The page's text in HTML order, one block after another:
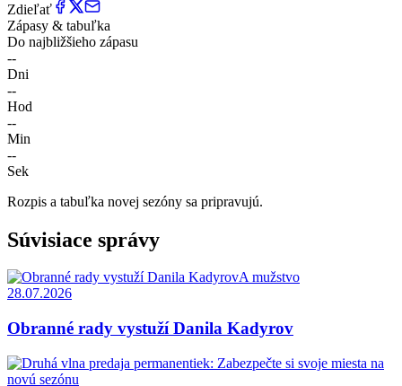
Zdieľať
Zápasy & tabuľka
Do najbližšieho zápasu
--
Dni
--
Hod
--
Min
--
Sek
Rozpis a tabuľka novej sezóny sa pripravujú.
Súvisiace správy
A mužstvo
28.07.2026
Obranné rady vystuží Danila Kadyrov